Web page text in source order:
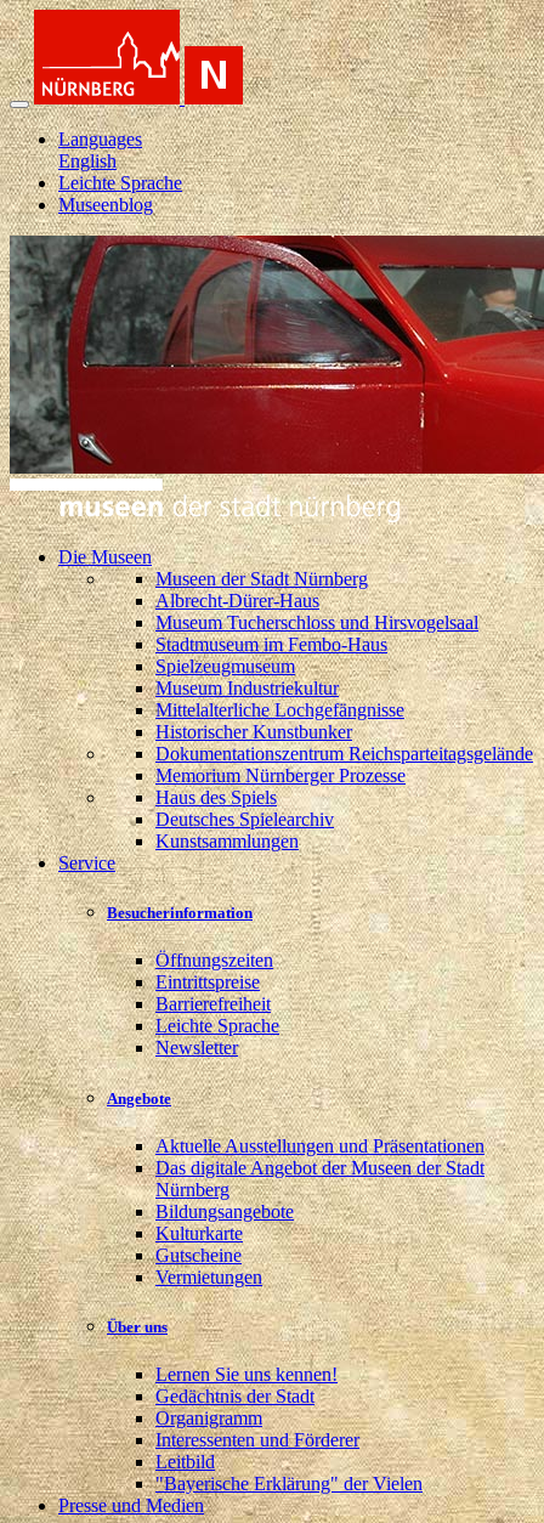
Languages
English
Leichte Sprache
Museenblog
Die Museen
Museen der Stadt Nürnberg
Albrecht-Dürer-Haus
Museum Tucherschloss und Hirsvogelsaal
Stadtmuseum im Fembo-Haus
Spielzeugmuseum
Museum Industriekultur
Mittelalterliche Lochgefängnisse
Historischer Kunstbunker
Dokumentationszentrum Reichsparteitagsgelände
Memorium Nürnberger Prozesse
Haus des Spiels
Deutsches Spielearchiv
Kunstsammlungen
Service
Besucherinformation
Öffnungszeiten
Eintrittspreise
Barrierefreiheit
Leichte Sprache
Newsletter
Angebote
Aktuelle Ausstellungen und Präsentationen
Das digitale Angebot der Museen der Stadt
Nürnberg
Bildungsangebote
Kulturkarte
Gutscheine
Vermietungen
Über uns
Lernen Sie uns kennen!
Gedächtnis der Stadt
Organigramm
Interessenten und Förderer
Leitbild
"Bayerische Erklärung" der Vielen
Presse und Medien